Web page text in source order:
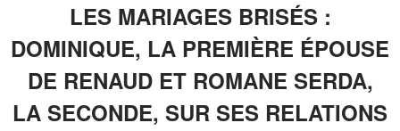
LES MARIAGES BRISÉS :
DOMINIQUE, LA PREMIÈRE ÉPOUSE
DE RENAUD ET ROMANE SERDA,
LA SECONDE, SUR SES RELATIONS